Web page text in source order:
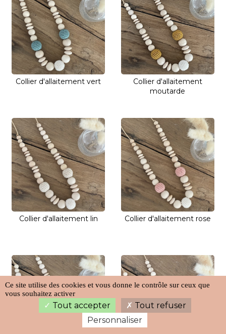
Collier d'allaitement vert
Collier d'allaitement
moutarde
Collier d'allaitement lin Collier d'allaitement rose
Ce site utilise des cookies et vous donne le contrôle sur ceux que
vous souhaitez activer
Tout accepter
Tout refuser
Personnaliser